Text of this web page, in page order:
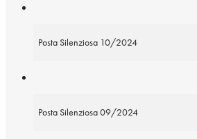
Posta Silenziosa 10/2024
Posta Silenziosa 09/2024